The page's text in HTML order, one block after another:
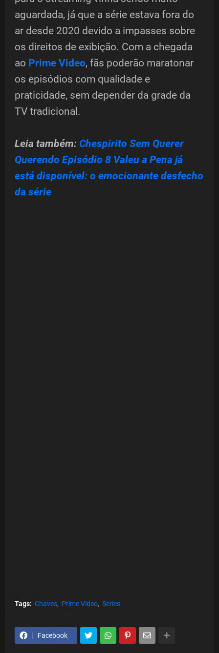
aguardada, já que a série estava fora do
ar desde 2020 devido a impasses sobre
os direitos de exibição. Com a chegada
ao Prime Video, fãs poderão maratonar
os episódios com qualidade e
praticidade, sem depender da grade da
TV tradicional.
Leia também: Chespirito Sem Querer
Querendo Episódio 8 Valeu a Pena já
está disponível: o emocionante desfecho
da série
Tags: Chaves Prime Video Series
Facebook